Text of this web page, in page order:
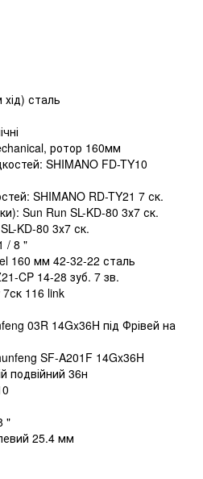
сталь
ротор 160мм
SHIMANO FD-TY10
SHIMANO RD-TY21 7 ск.
Sun Run SL-KD-80 3х7 ск.
KD-80 3х7 ск.
/ 8 "
160 мм 42-32-22 сталь
CP 14-28 зуб. 7 зв.
116 link
03R 14Gx36H під Фрівей на
SF-A201F 14Gx36H
подвійний 36н
"
25.4 мм